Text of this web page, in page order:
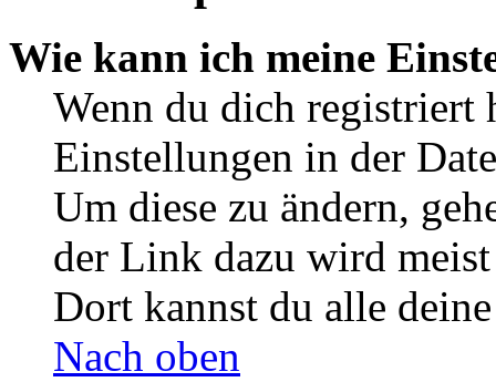
Wie kann ich meine
Wenn du dich registriert
Einstellungen in der
Um diese zu ändern,
der Link dazu wird
Dort kannst du alle
Nach oben